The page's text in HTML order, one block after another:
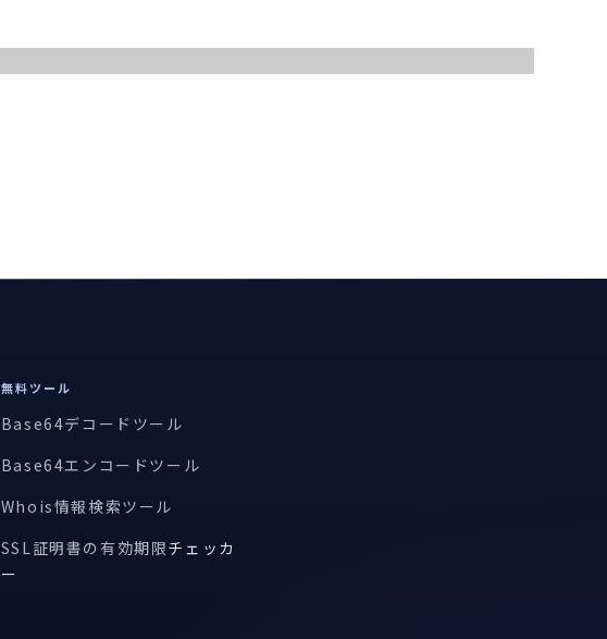
無料ツール
Base64デコードツール
Base64エンコードツール
Whois情報検索ツール
SSL証明書の有効期限チェッカ
ー